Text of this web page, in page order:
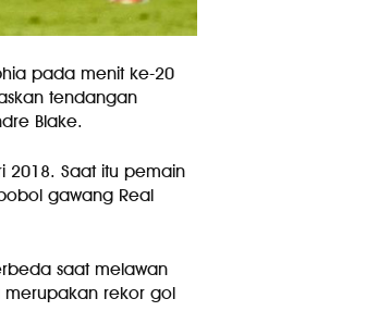
pada menit ke-20
tendangan
Blake.
2018. Saat itu pemain
gawang Real
saat melawan
rekor gol